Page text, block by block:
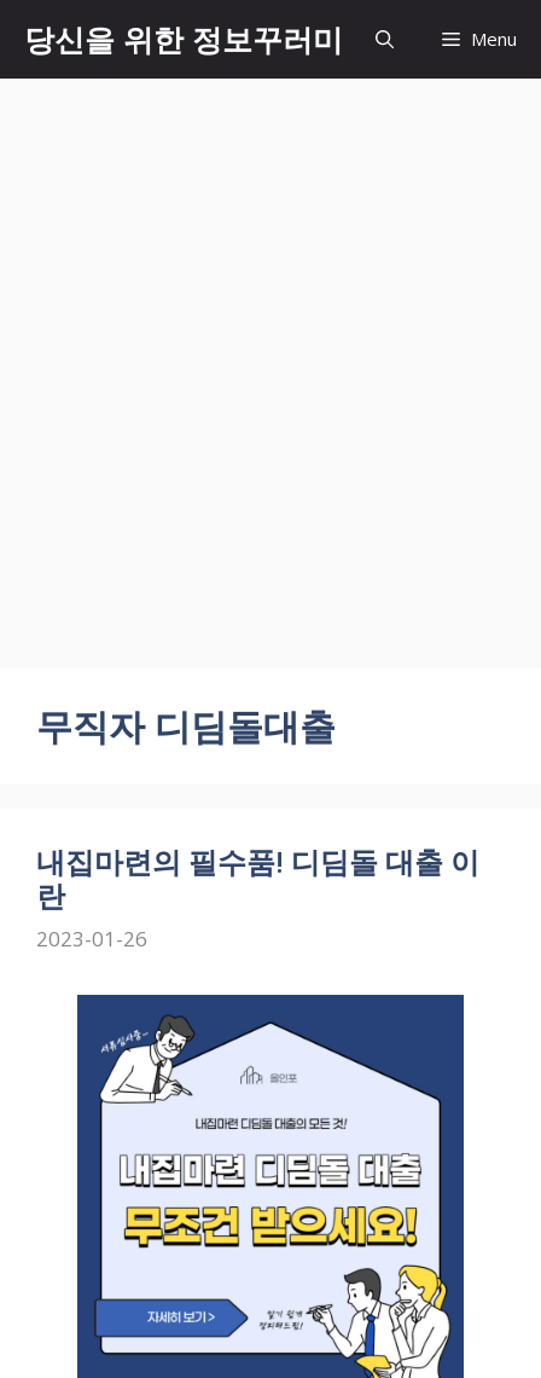
content
당신을 위한 정보꾸러미 Menu
무직자 디딤돌대출
내집마련의 필수품! 디딤돌 대출 이
란
2023-01-26